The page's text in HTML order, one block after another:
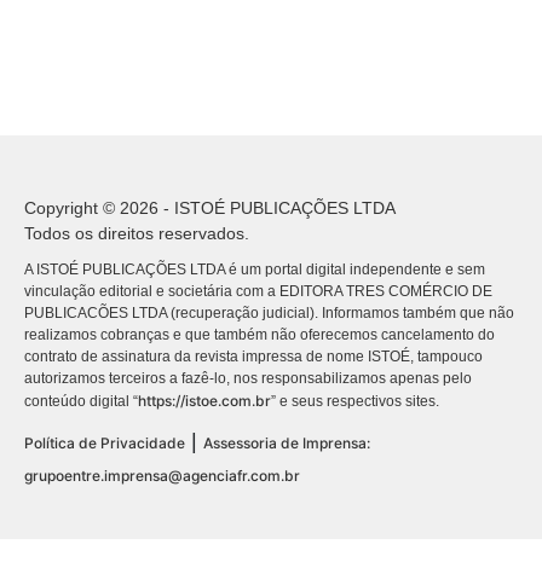
Copyright © 2026 - ISTOÉ PUBLICAÇÕES LTDA
Todos os direitos reservados.
A ISTOÉ PUBLICAÇÕES LTDA é um portal digital independente e sem
vinculação editorial e societária com a EDITORA TRES COMÉRCIO DE
PUBLICACÕES LTDA (recuperação judicial). Informamos também que não
realizamos cobranças e que também não oferecemos cancelamento do
contrato de assinatura da revista impressa de nome ISTOÉ, tampouco
autorizamos terceiros a fazê-lo, nos responsabilizamos apenas pelo
conteúdo digital “https://istoe.com.br” e seus respectivos sites.
Política de Privacidade | Assessoria de Imprensa:
grupoentre.imprensa@agenciafr.com.br